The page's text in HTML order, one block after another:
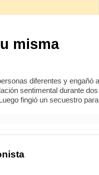
misma
diferentes y engañó a
sentimental durante dos
fingió un secuestro para